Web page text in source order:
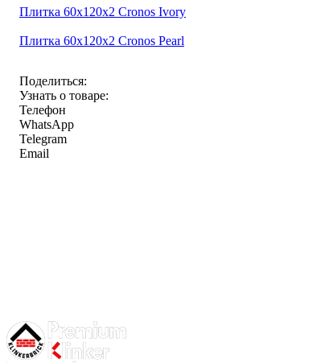
Плитка 60x120x2 Cronos Ivory
Плитка 60x120x2 Cronos Pearl
Поделиться:
Узнать о товаре:
Телефон
WhatsApp
Telegram
Email